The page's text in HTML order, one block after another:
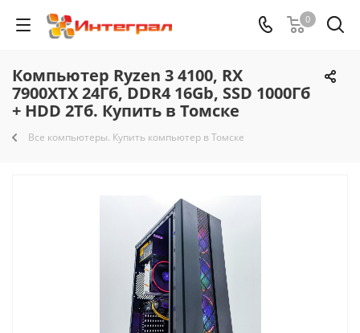
0
Компьютер Ryzen 3 4100, RX
7900XTX 24Гб, DDR4 16Gb, SSD 1000Гб
+ HDD 2Тб. Купить в Томске
Все компьютеры. Купить компьютер в Томске